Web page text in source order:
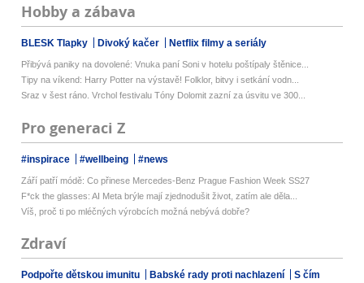
Hobby a zábava
BLESK Tlapky Divoký kačer Netflix filmy a seriály
Přibývá paniky na dovolené: Vnuka paní Soni v hotelu poštípaly štěnice...
Tipy na víkend: Harry Potter na výstavě! Folklor, bitvy i setkání vodn...
Sraz v šest ráno. Vrchol festivalu Tóny Dolomit zazní za úsvitu ve 300...
Pro generaci Z
#inspirace #wellbeing #news
Září patří módě: Co přinese Mercedes-Benz Prague Fashion Week SS27
F*ck the glasses: AI Meta brýle mají zjednodušit život, zatím ale děla...
Víš, proč ti po mléčných výrobcích možná nebývá dobře?
Zdraví
Podpořte dětskou imunitu Babské rady proti nachlazení
S čím